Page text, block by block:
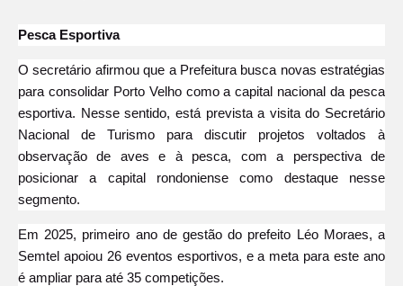
Pesca Esportiva
O secretário afirmou que a Prefeitura busca novas estratégias
para consolidar Porto Velho como a capital nacional da pesca
esportiva. Nesse sentido, está prevista a visita do Secretário
Nacional de Turismo para discutir projetos voltados à
observação de aves e à pesca, com a perspectiva de
posicionar a capital rondoniense como destaque nesse
segmento.
Em 2025, primeiro ano de gestão do prefeito Léo Moraes, a
Semtel apoiou 26 eventos esportivos, e a meta para este ano
é ampliar para até 35 competições.